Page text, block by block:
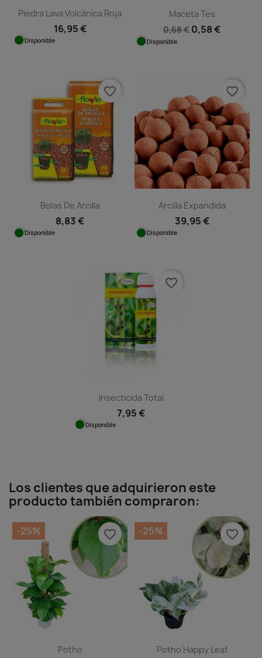
Piedra Lava Volcánica Roja
16,95 €
Disponible
Maceta Tes
0,68 €0,58 €
Disponible
Bolas De Arcilla
8,83 €
Disponible
favorite_border
Arcilla Expandida
39,95 €
Disponible
favorite_border
Insecticida Total
7,95 €
Disponible
favorite_border
Los clientes que adquirieron este
producto también compraron:
Potho
-25% favorite_border
Potho Happy Leaf
-25% favorite_border